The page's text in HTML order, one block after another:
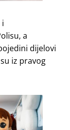
i
a
dijelovi
iz pravog